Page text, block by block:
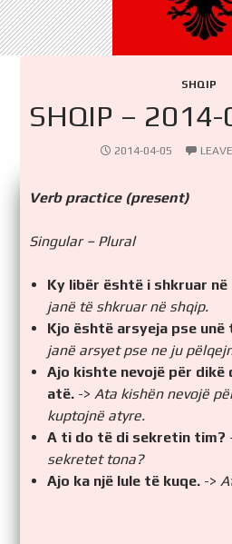
SHQIP
SHQIP –
2014-04-05
Verb practice (present)
Singular – Plural
Ky libër është i shkruar në
janë të shkruar në shqip.
Kjo është arsyeja pse
janë arsyet pse ne ju
Ajo kishte nevojë për
atë. ->Ata kishën nevojë
kuptojnë atyre.
A ti do të di sekretin tim?
sekretet tona?
Ajo ka një lule të kuqe. ->